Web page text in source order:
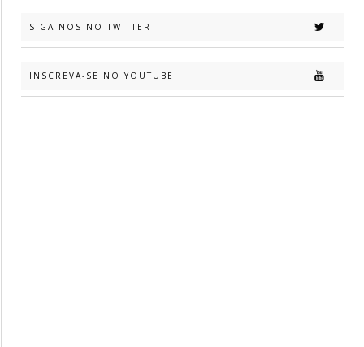
SIGA-NOS NO TWITTER
INSCREVA-SE NO YOUTUBE